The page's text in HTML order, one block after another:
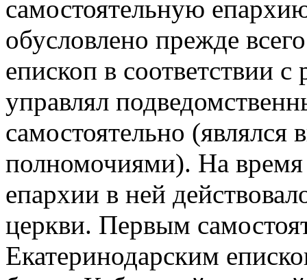
самостоятельную
обусловлено прежде
епископ в соответствии
управлял
самостоятельно
полномочиями). На время
епархии в ней
церкви. Первым
Екатеринодарским